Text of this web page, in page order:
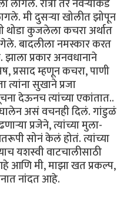
लागलं. रात्री तर नवऱ्याकडे
मी दुसऱ्या खोलीत झोपून
कुजलेला कचरा अर्थात
बादलीला नमस्कार करत
प्रकार अनवधानाने
प्रसाद म्हणून कचरा, पाणी
सुखाने प्रजा
देऊनच त्यांच्या एकांतात..
घालेन असं वचनही दिलं. गांडुळं
प्रजेने, त्यांच्या मुला-
सोनं केलं होतं. त्यांच्या
यशस्वी वाटचालीसाठी
आणि मी, माझा खत प्रकल्प,
नांदत आहे.